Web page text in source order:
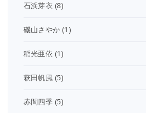
石浜芽衣 (8)
磯山さやか (1)
稲光亜依 (1)
萩田帆風(5)
赤間四季(5)